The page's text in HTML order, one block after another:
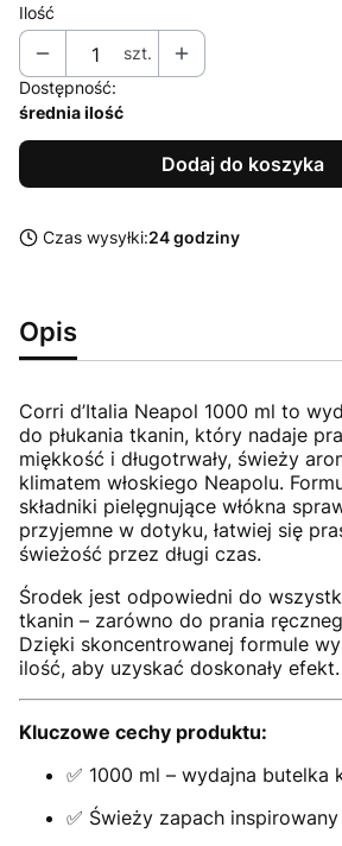
Ilość
szt.
Dostępność:
średnia ilość
Dodaj do koszyka
Czas wysyłki:24 godziny
Opis
Corri d’Italia Neapol 1000 ml to
do płukania tkanin, który nadaje
miękkość i długotrwały, świeży
klimatem włoskiego Neapolu.
składniki pielęgnujące włókna
przyjemne w dotyku, łatwiej się
świeżość przez długi czas.
Środek jest odpowiedni do
tkanin – zarówno do prania
Dzięki skoncentrowanej formule
ilość, aby uzyskać doskonały efekt.
Kluczowe cechy produktu:
✅ 1000 ml – wydajna butelka
✅ Świeży zapach